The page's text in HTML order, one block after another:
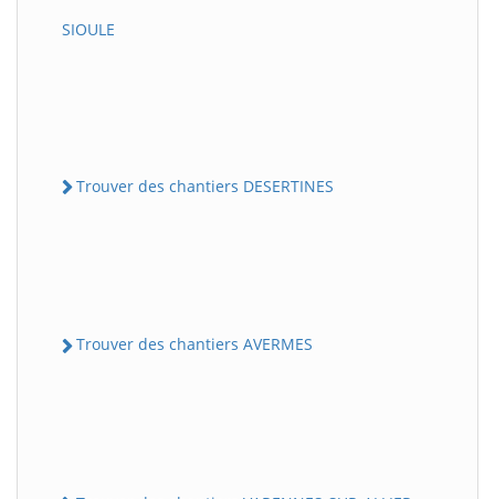
SIOULE
Trouver des chantiers DESERTINES
Trouver des chantiers AVERMES